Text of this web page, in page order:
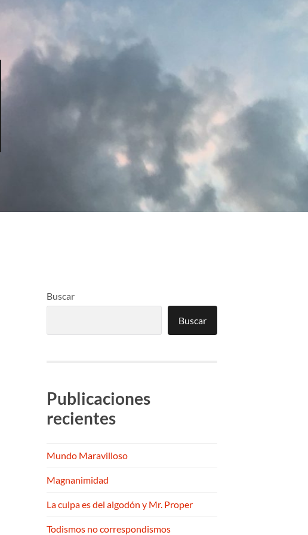
Buscar
Buscar
Publicaciones
recientes
Mundo Maravilloso
Magnanimidad
La culpa es del algodón y Mr. Proper
Todismos no correspondismos